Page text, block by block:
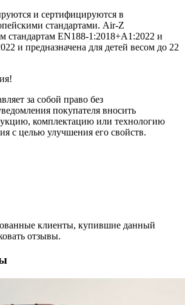
и сертифицируются в
стандартами. Air-Z
стандартам EN188-1:2018+A1:2022 и
и предназначена для детей весом до 22
за собой право без
покупателя вносить
комплектацию или технологию
с целью улучшения его свойств.
клиенты, купившие данный
отзывы.